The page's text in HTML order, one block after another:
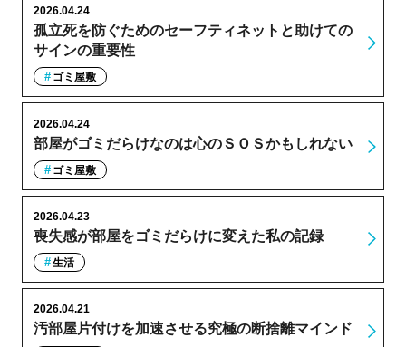
孤立死を防ぐためのセーフティネットと助けての
サインの重要性
2026.04.24
ゴミ屋敷
部屋がゴミだらけなのは心のＳＯＳかもしれない
2026.04.24
ゴミ屋敷
喪失感が部屋をゴミだらけに変えた私の記録
2026.04.23
生活
汚部屋片付けを加速させる究極の断捨離マインド
2026.04.21